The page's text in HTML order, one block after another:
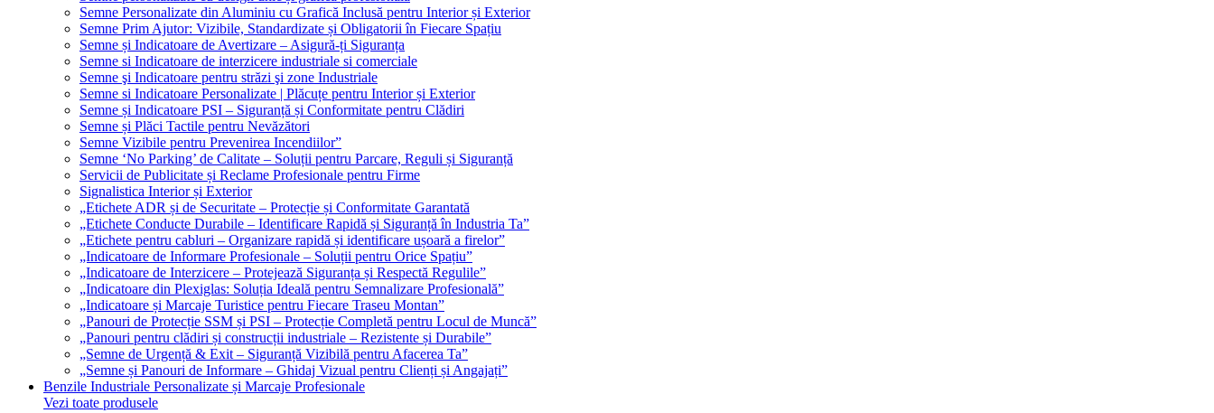
Semne Personalizate din Aluminiu cu Grafică Inclusă pentru Interior și Exterior
Semne Prim Ajutor: Vizibile, Standardizate și Obligatorii în Fiecare Spațiu
Semne și Indicatoare de Avertizare – Asigură-ți Siguranța
Semne si Indicatoare de interzicere industriale si comerciale
Semne şi Indicatoare pentru străzi şi zone Industriale
Semne si Indicatoare Personalizate | Plăcuțe pentru Interior și Exterior
Semne și Indicatoare PSI – Siguranță și Conformitate pentru Clădiri
Semne și Plăci Tactile pentru Nevăzători
Semne Vizibile pentru Prevenirea Incendiilor”
Semne ‘No Parking’ de Calitate – Soluții pentru Parcare, Reguli și Siguranță
Servicii de Publicitate și Reclame Profesionale pentru Firme
Signalistica Interior și Exterior
„Etichete ADR și de Securitate – Protecție și Conformitate Garantată
„Etichete Conducte Durabile – Identificare Rapidă și Siguranță în Industria Ta”
„Etichete pentru cabluri – Organizare rapidă și identificare ușoară a firelor”
„Indicatoare de Informare Profesionale – Soluții pentru Orice Spațiu”
„Indicatoare de Interzicere – Protejează Siguranța și Respectă Regulile”
„Indicatoare din Plexiglas: Soluția Ideală pentru Semnalizare Profesională”
„Indicatoare și Marcaje Turistice pentru Fiecare Traseu Montan”
„Panouri de Protecție SSM și PSI – Protecție Completă pentru Locul de Muncă”
„Panouri pentru clădiri și construcții industriale – Rezistente și Durabile”
„Semne de Urgență & Exit – Siguranță Vizibilă pentru Afacerea Ta”
„Semne și Panouri de Informare – Ghidaj Vizual pentru Clienți și Angajați”
Benzile Industriale Personalizate și Marcaje Profesionale
Vezi toate produsele